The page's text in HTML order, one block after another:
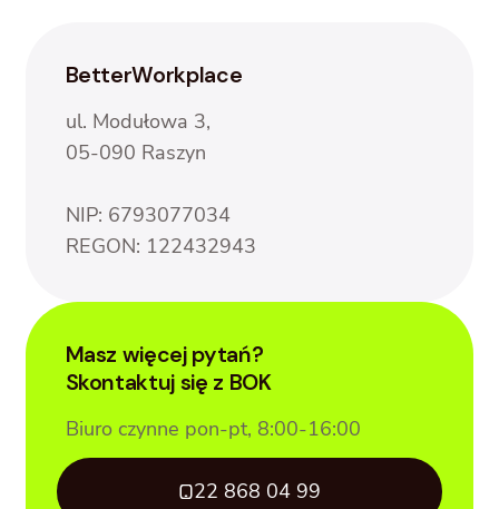
BetterWorkplace
ul. Modułowa 3,
05-090 Raszyn
NIP: 6793077034
REGON: 122432943
Masz więcej pytań?
Skontaktuj się z BOK
Biuro czynne pon-pt, 8:00-16:00
22 868 04 99